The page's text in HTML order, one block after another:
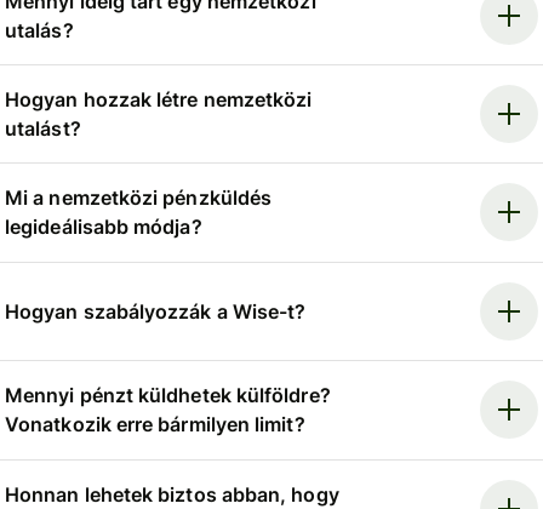
utalás?
Hogyan hozzak létre nemzetközi
utalást?
Mi a nemzetközi pénzküldés
legideálisabb módja?
Hogyan szabályozzák a Wise-t?
Mennyi pénzt küldhetek külföldre?
Vonatkozik erre bármilyen limit?
Honnan lehetek biztos abban, hogy